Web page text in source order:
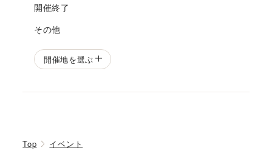
開催終了
その他
開催地を選ぶ
Top
イベント